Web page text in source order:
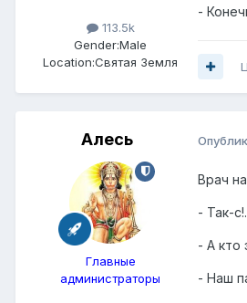
113.5k
Gender:Male
Location:Святая Земля
-
Алесь
Главные
администраторы
Врач
- Так-
- А кто
- Наш